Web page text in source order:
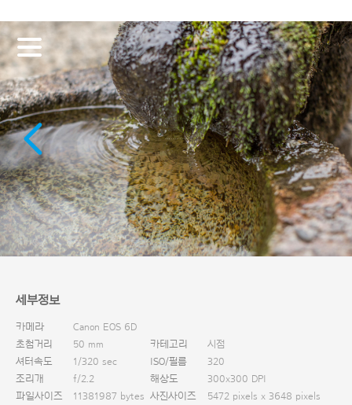
세부정보
카메라
Canon EOS 6D
초첨거리
50 mm 카테고리
시점
셔터속도
1/320 sec ISO/필름
320
조리개
f/2.2 해상도
300x300 DPI
파일사이즈
11381987 bytes 사진사이즈 5472 pixels x 3648 pixels